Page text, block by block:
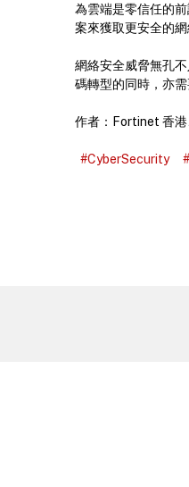
為雲端是零信任的
案來獲取更安全的網
網絡安全威脅無孔
碼轉型的同時，亦
作者：Fortinet 香港
#CyberSecurity